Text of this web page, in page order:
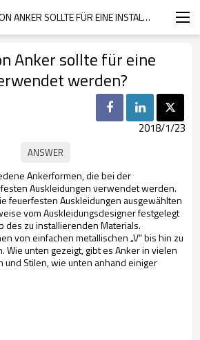
WELCHE ART VON ANKER SOLLTE FÜR EINE INSTALLATION VERWENDET WERDEN?
Anker sollte für eine
werden?
2018/1/23
Ankerformen, die bei der
Auskleidungen verwendet werden.
feuerfesten Auskleidungen ausgewählten
vom Auskleidungsdesigner festgelegt
des zu installierenden Materials.
von einfachen metallischen „V“ bis hin zu
Wie unten gezeigt, gibt es Anker in vielen
Stilen, wie unten anhand einiger